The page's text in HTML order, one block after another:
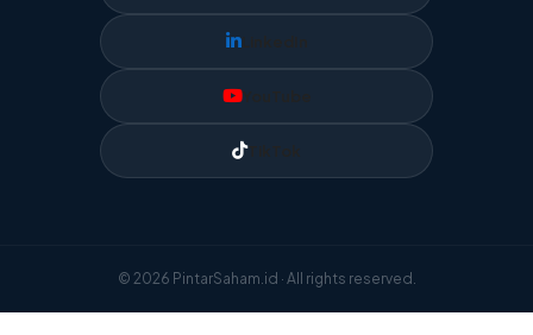
LinkedIn
YouTube
TikTok
© 2026 PintarSaham.id · All rights reserved.